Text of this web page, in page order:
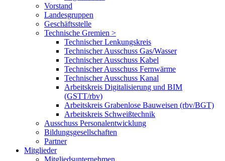
Vorstand
Landesgruppen
Geschäftsstelle
Technische Gremien >
Technischer Lenkungskreis
Technischer Ausschuss Gas/Wasser
Technischer Ausschuss Kabel
Technischer Ausschuss Fernwärme
Technischer Ausschuss Kanal
Arbeitskreis Digitalisierung und BIM
(GSTT/rbv)
Arbeitskreis Grabenlose Bauweisen (rbv/BGT)
Arbeitskreis Schweißtechnik
Ausschuss Personalentwicklung
Bildungsgesellschaften
Partner
Mitglieder
Mitgliedsunternehmen